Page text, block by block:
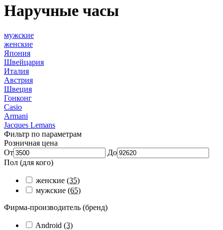
Наручные часы
мужские
женские
Япония
Швейцария
Италия
Австрия
Швеция
Гонконг
Casio
Armani
Jacques Lemans
Фильтр по параметрам
Розничная цена
От
До
Пол (для кого)
женские (35)
мужские (65)
Фирма-производитель (бренд)
Android (3)